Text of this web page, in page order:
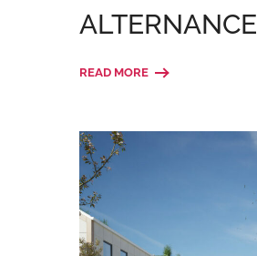
ALTERNANCE
READ MORE